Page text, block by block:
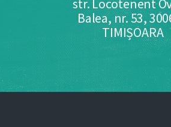
str. Locotenent
Balea, nr. 53,
TIMIȘOARA